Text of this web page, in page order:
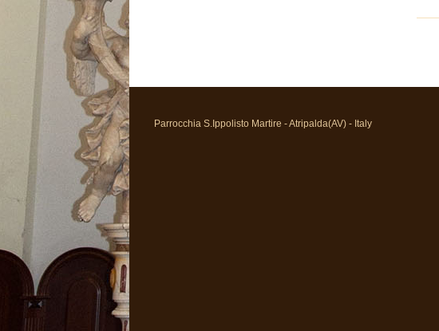
Parrocchia S.Ippolisto Martire - Atripalda(AV) - Italy